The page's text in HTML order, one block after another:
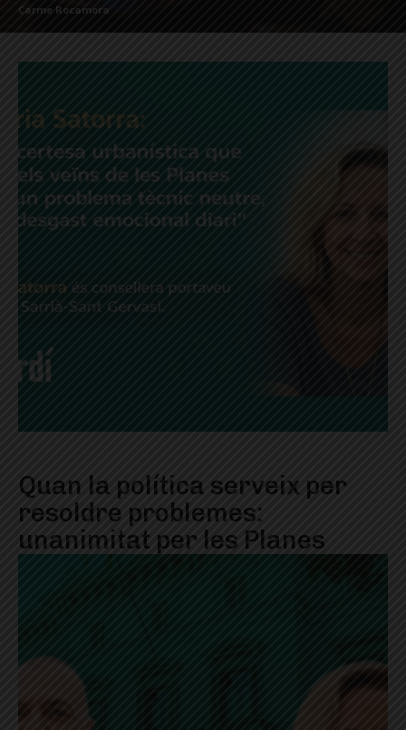
Carme Rocamora
Quan la política serveix per
resoldre problemes:
unanimitat per les Planes